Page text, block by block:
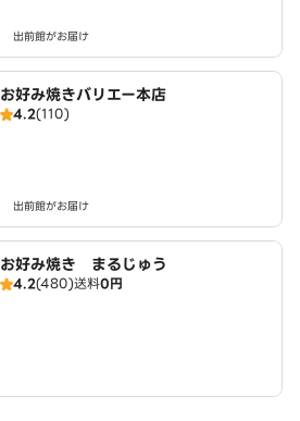
出前館がお届け
お好み焼きバリエー本店
4.2(110)
出前館がお届け
お好み焼き まるじゅう
4.2(480)送料0円